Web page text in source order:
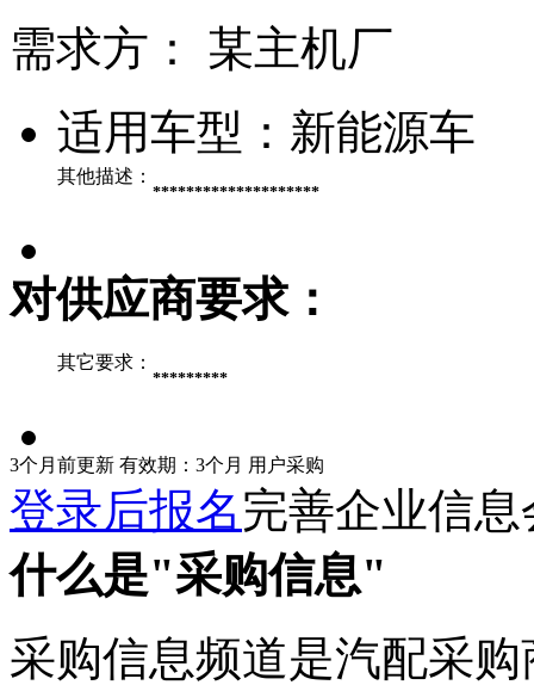
需求方：
某主机厂
适用车型： 新能源车
其他描述：
********************
对供应商要求：
其它要求：
*********
3个月前更新 有效期：3个月 用户采购
登录后报名完善企业信
什么是"采购信息"
采购信息频道是汽配采